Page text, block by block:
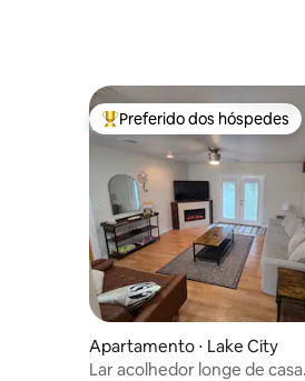
Entre os melhores
Preferido dos hóspedes
Apartamento ⋅ Lake City
Lar acolhedor longe de casa.